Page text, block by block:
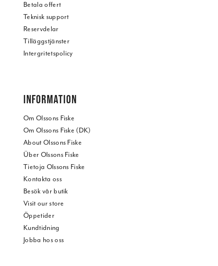
Betala offert
Teknisk support
Reservdelar
Tilläggstjänster
Intergritetspolicy
INFORMATION
Om Olssons Fiske
Om Olssons Fiske (DK)
About Olssons Fiske
Über Olssons Fiske
Tietoja Olssons Fiske
Kontakta oss
Besök vår butik
Visit our store
Öppetider
Kundtidning
Jobba hos oss